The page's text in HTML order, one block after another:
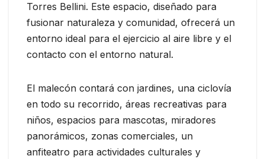
Torres Bellini. Este espacio, diseñado para
fusionar naturaleza y comunidad, ofrecerá un
entorno ideal para el ejercicio al aire libre y el
contacto con el entorno natural.
El malecón contará con jardines, una ciclovía
en todo su recorrido, áreas recreativas para
niños, espacios para mascotas, miradores
panorámicos, zonas comerciales, un
anfiteatro para actividades culturales y